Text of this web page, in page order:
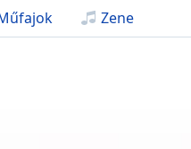
Zene